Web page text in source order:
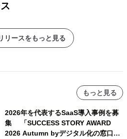
リースをもっと見る
もっと見る
2026年を代表するSaaS導入事例を募
集 「SUCCESS STORY AWARD
2026 Autumn byデジタル化の窓口」